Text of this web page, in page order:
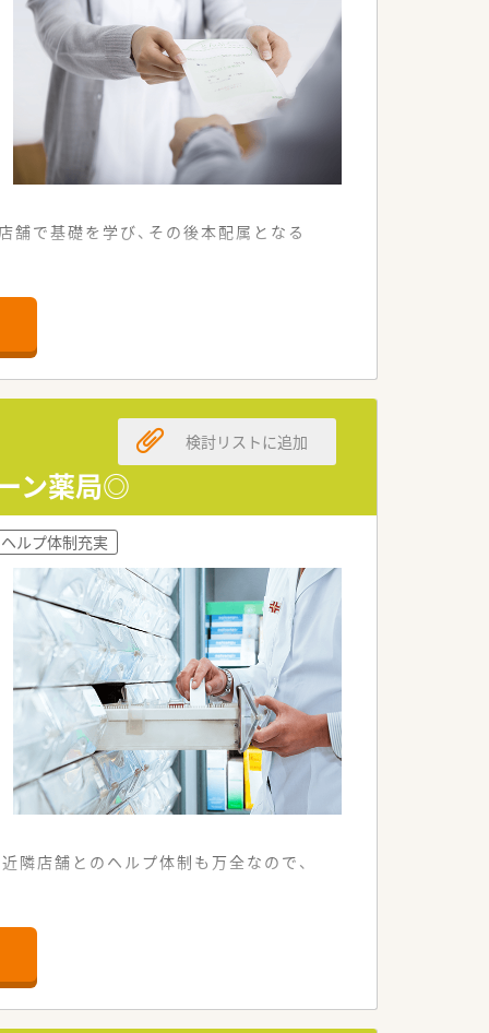
で基礎を学び、その後本配属となる
確保できる職場環境です。
ている安定企業です。
て長く働ける環境です。
しっかりと整っています。
ローする温かい社風です。
すいアットホームな環境です。
日々の業務に励んでいます。
などの最新機器を導入しています。
した教育を実施しています。
カーの機種で統一しています。
ン薬局◎
検討リストに追加
ヘルプ体制充実
隣店舗とのヘルプ体制も万全なので、
を持って勤務できる環境です。
域医療への貢献を果たせます。